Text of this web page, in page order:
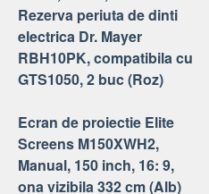
Rezerva periuta de dinti
electrica Dr. Mayer
RBH10PK, compatibila cu
GTS1050, 2 buc (Roz)
Ecran de proiectie Elite
Screens M150XWH2,
Manual, 150 inch, 16: 9,
ona vizibila 332 cm (Alb)